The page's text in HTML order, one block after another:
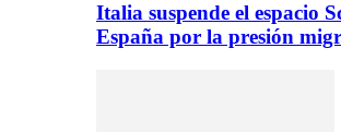
Italia suspende el espacio
España por la presión